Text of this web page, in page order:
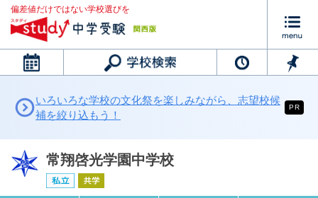
偏差値だけではない学校選びを
カレンダー
いろいろな学校の文化祭を楽しみながら、志望校候
補を絞り込もう！
PR
常翔啓光学園中学校